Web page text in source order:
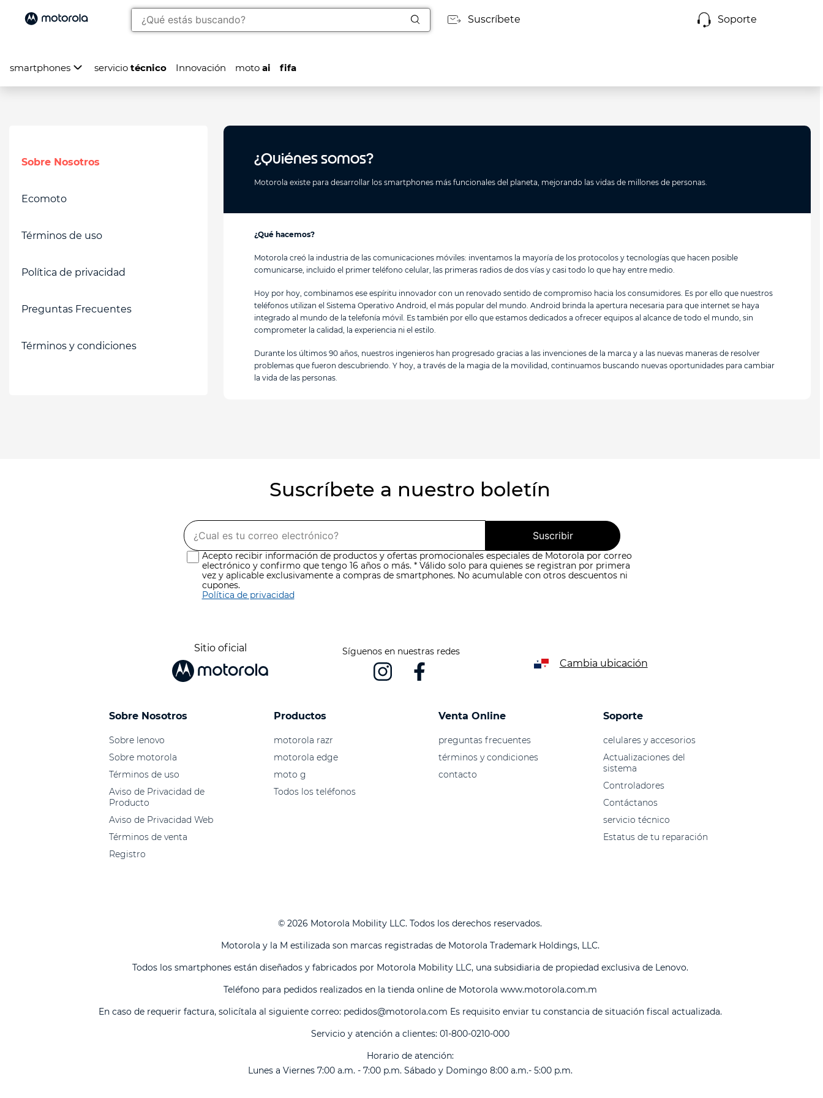
Suscríbete Soporte
smartphones servicio técnico Innovación moto ai fifa
Sobre Nosotros
Ecomoto
Términos de uso
Política de privacidad
Preguntas Frecuentes
Términos y condiciones
¿Quiénes somos?
Motorola existe para desarrollar los smartphones más funcionales del planeta, mejorando las vidas de millones de personas.
¿Qué hacemos?
Motorola creó la industria de las comunicaciones móviles: inventamos la mayoría de los protocolos y tecnologías que hacen posible
comunicarse, incluido el primer teléfono celular, las primeras radios de dos vías y casi todo lo que hay entre medio.
Hoy por hoy, combinamos ese espíritu innovador con un renovado sentido de compromiso hacia los consumidores. Es por ello que nuestros
teléfonos utilizan el Sistema Operativo Android, el más popular del mundo. Android brinda la apertura necesaria para que internet se haya
integrado al mundo de la telefonía móvil. Es también por ello que estamos dedicados a ofrecer equipos al alcance de todo el mundo, sin
comprometer la calidad, la experiencia ni el estilo.
Durante los últimos 90 años, nuestros ingenieros han progresado gracias a las invenciones de la marca y a las nuevas maneras de resolver
problemas que fueron descubriendo. Y hoy, a través de la magia de la movilidad, continuamos buscando nuevas oportunidades para cambiar
la vida de las personas.
Suscríbete a nuestro boletín
Suscribir
Acepto recibir información de productos y ofertas promocionales especiales de Motorola por correo
electrónico y confirmo que tengo 16 años o más. * Válido solo para quienes se registran por primera
vez y aplicable exclusivamente a compras de smartphones. No acumulable con otros descuentos ni
cupones.
Política de privacidad
Sitio oficial Síguenos en nuestras redes
Cambia ubicación
Sobre Nosotros
Sobre lenovo
Sobre motorola
Términos de uso
Aviso de Privacidad de
Producto
Aviso de Privacidad Web
Términos de venta
Registro
Productos
motorola razr
motorola edge
moto g
Todos los teléfonos
Venta Online
preguntas frecuentes
términos y condiciones
contacto
Soporte
celulares y accesorios
Actualizaciones del
sistema
Controladores
Contáctanos
servicio técnico
Estatus de tu reparación
© 2026 Motorola Mobility LLC. Todos los derechos reservados.
Motorola y la M estilizada son marcas registradas de Motorola Trademark Holdings, LLC.
Todos los smartphones están diseñados y fabricados por Motorola Mobility LLC, una subsidiaria de propiedad exclusiva de Lenovo.
Teléfono para pedidos realizados en la tienda online de Motorola www.motorola.com.m
En caso de requerir factura, solicítala al siguiente correo: pedidos@motorola.com Es requisito enviar tu constancia de situación fiscal actualizada.
Servicio y atención a clientes: 01-800-0210-000
Horario de atención:
Lunes a Viernes 7:00 a.m. - 7:00 p.m. Sábado y Domingo 8:00 a.m.- 5:00 p.m.